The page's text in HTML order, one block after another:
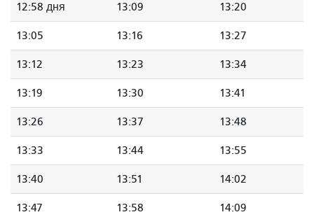
12:58 дня 13:09 13:20
13:05 13:16 13:27
13:12 13:23 13:34
13:19 13:30 13:41
13:26 13:37 13:48
13:33 13:44 13:55
13:40 13:51 14:02
13:47 13:58 14:09